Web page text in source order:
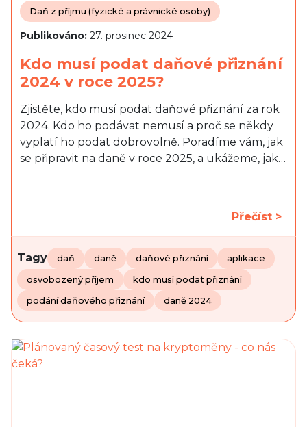
Daň z příjmu (fyzické a právnické osoby)
Publikováno: 27. prosinec 2024
Kdo musí podat daňové přiznání
2024 v roce 2025?
Zjistěte, kdo musí podat daňové přiznání za rok
2024. Kdo ho podávat nemusí a proč se někdy
vyplatí ho podat dobrovolně. Poradíme vám, jak
se připravit na daně v roce 2025, a ukážeme, jak…
Přečíst >
Tagy daň daně daňové přiznání aplikace
osvobozený příjem kdo musí podat přiznání
podání daňového přiznání daně 2024